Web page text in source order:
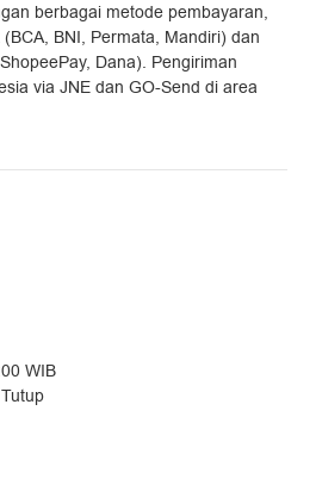
berbagai metode pembayaran,
BNI, Permata, Mandiri) dan
Dana). Pengiriman
via JNE dan GO-Send di area
WIB